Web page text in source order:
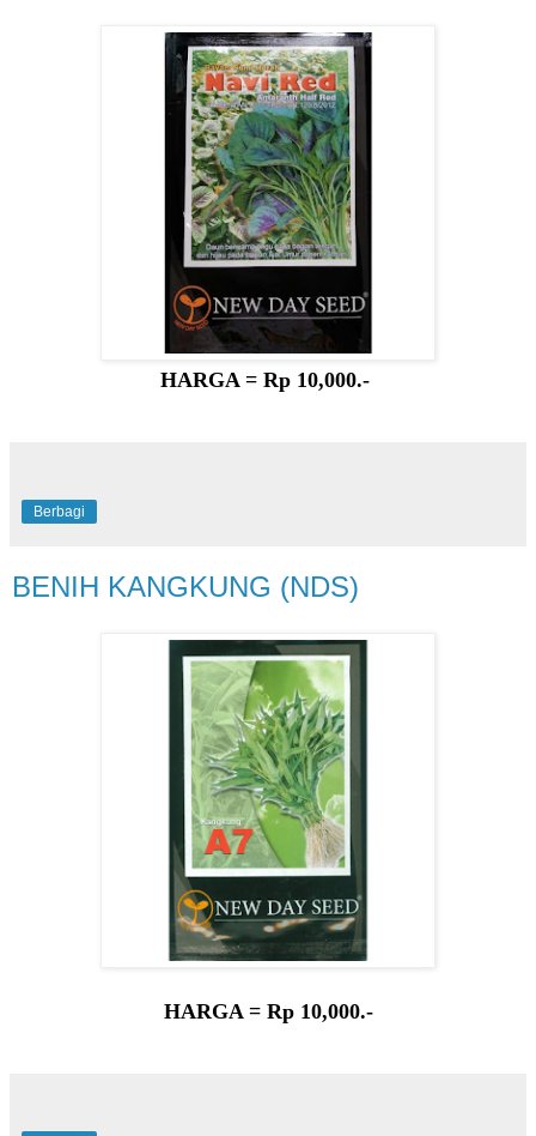
HARGA = Rp 10,000.-
Berbagi
BENIH KANGKUNG (NDS)
HARGA = Rp 10,000.-